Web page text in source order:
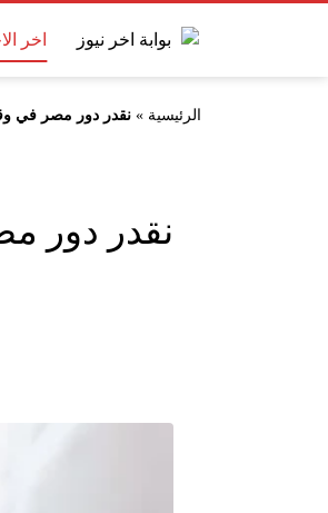
اخر
الرئيسية »نقدر دور مصر في
نقدر دور